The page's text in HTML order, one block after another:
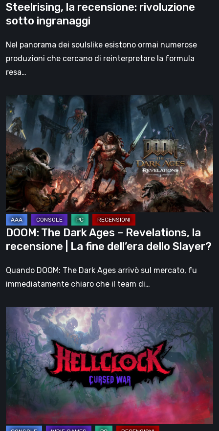
Steelrising, la recensione: rivoluzione
sotto ingranaggi
Nel panorama dei soulslike esistono ormai numerose
produzioni che cercano di reinterpretare la formula
resa…
DOOM:
The
Dark
Ages
–
Revelations,
la
recensione
|
La
fine
dell’era
dello
Slayer?
DOOM: The Dark Ages – Revelations, la
recensione | La fine dell’era dello Slayer?
Quando DOOM: The Dark Ages arrivò sul mercato, fu
immediatamente chiaro che il team di…
Clock:
Cursed
War
–
recensione:
di
un